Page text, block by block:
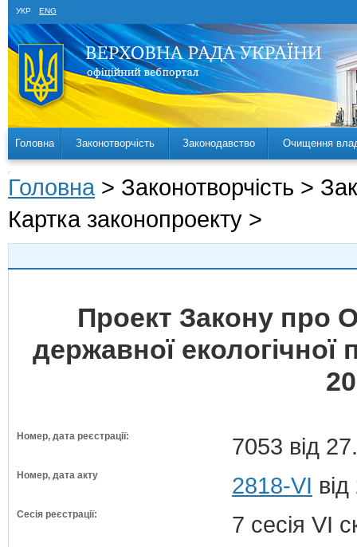
УКР ENG
Головна Законотворчість Законодавство Очищення
Головна > Законотворчість >
Картка законопроекту >
Проект Закону про
державної екологічної
Номер, дата реєстрації: 7053 від
Номер, дата акту 2818-VI
Сесія реєстрації: 7 сесія VI